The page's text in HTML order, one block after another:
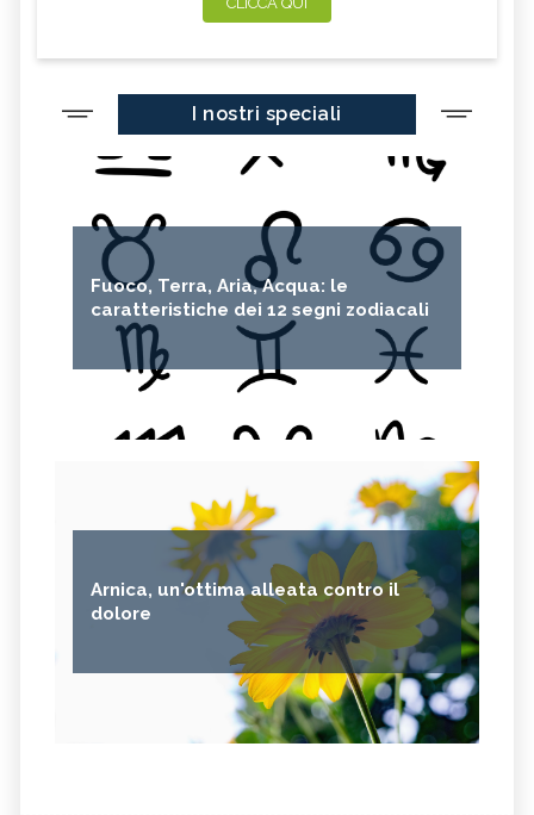
I nostri speciali
Fuoco, Terra, Aria, Acqua: le
caratteristiche dei 12 segni zodiacali
Arnica, un'ottima alleata contro il
dolore